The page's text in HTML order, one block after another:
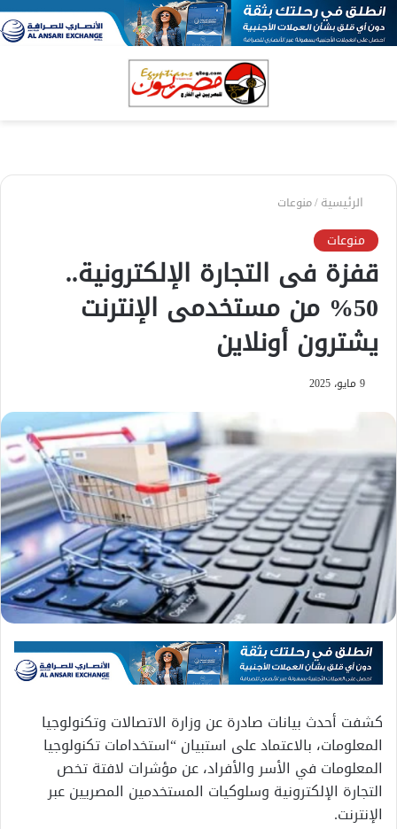
الرئيسية/منوعات
منوعات
قفزة فى التجارة الإلكترونية..
50% من مستخدمى الإنترنت
يشترون أونلاين
9 مايو، 2025
كشفت أحدث بيانات صادرة عن وزارة الاتصالات وتكنولوجيا
المعلومات، بالاعتماد على استبيان “استخدامات تكنولوجيا
المعلومات في الأسر والأفراد، عن مؤشرات لافتة تخص
التجارة الإلكترونية وسلوكيات المستخدمين المصريين عبر
الإنترنت.